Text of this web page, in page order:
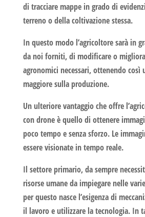
di tracciare mappe in grado di
terreno o della coltivazione stessa.
In questo modo l’agricoltore sarà in
da noi forniti, di modificare o
agronomici necessari, ottenendo così
maggiore sulla produzione.
Un ulteriore vantaggio che offre l’
con drone è quello di ottenere
poco tempo e senza sforzo. Le
essere visionate in tempo reale.
Il settore primario, da sempre
risorse umane da impiegare nelle
per questo nasce l’esigenza di
il lavoro e utilizzare la tecnologia. In